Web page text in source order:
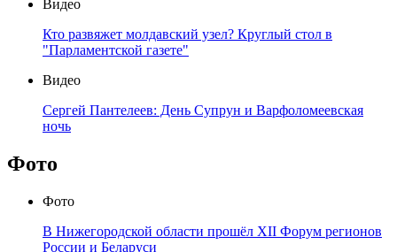
Видео
Кто развяжет молдавский узел? Круглый стол в
"Парламентской газете"
Видео
Сергей Пантелеев: День Супрун и Варфоломеевская
ночь
Фото
Фото
В Нижегородской области прошёл XII Форум регионов
России и Беларуси